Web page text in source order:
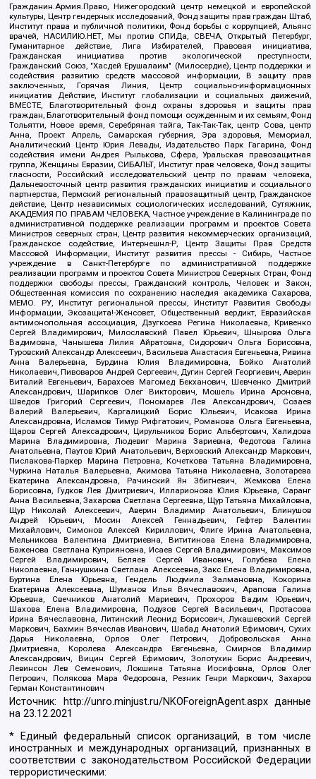
Гражданин.Армия.Право, Нижегородский центр немецкой и европейской
культуры, Центр гендерных исследований, Фонд защиты прав граждан Штаб,
Институт права и публичной политики, Фонд борьбы с коррупцией, Альянс
врачей, НАСИЛИЮ.НЕТ, Мы против СПИДа, СВЕЧА, Открытый Петербург,
Гуманитарное действие, Лига Избирателей, Правовая инициатива,
Гражданская инициатива против экологической преступности,
Гражданский Союз, "Хасдей Ерушалаим" (Милосердие), Центр поддержки и
содействия развитию средств массовой информации, В защиту прав
заключенных, Горячая Линия, Центр социально-информационных
инициатив Действие, Институт глобализации и социальных движений,
ВМЕСТЕ, Благотворительный фонд охраны здоровья и защиты прав
граждан, Благотворительный фонд помощи осужденным и их семьям, Фонд
Тольятти, Новое время, Серебряная тайга, Так-Так-Так, центр Сова, центр
Анна, Проект Апрель, Самарская губерния, Эра здоровья, Мемориал,
Аналитический Центр Юрия Левады, Издательство Парк Гагарина, Фонд
содействия имени Андрея Рылькова, Сфера, Уральская правозащитная
группа, Женщины Евразии, СИБАЛЬТ, Институт прав человека, Фонд защиты
гласности, Российский исследовательский центр по правам человека,
Дальневосточный центр развития гражданских инициатив и социального
партнерства, Пермский региональный правозащитный центр, Гражданское
действие, Центр независимых социологических исследований, Сутяжник,
АКАДЕМИЯ ПО ПРАВАМ ЧЕЛОВЕКА, Частное учреждение в Калининграде по
административной поддержке реализации программ и проектов Совета
Министров северных стран, Центр развития некоммерческих организаций,
Гражданское содействие, Интернешнл-Р, Центр Защиты Прав Средств
Массовой Информации, Институт развития прессы - Сибирь, Частное
учреждение в Санкт-Петербурге по административной поддержке
реализации программ и проектов Совета Министров Северных Стран, Фонд
поддержки свободы прессы, Гражданский контроль, Человек и Закон,
Общественная комиссия по сохранению наследия академика Сахарова,
МЕМО. РУ, Институт региональной прессы, Институт Развития Свободы
Информации, Экозащита!-Женсовет, Общественный вердикт, Евразийская
антимонопольная ассоциация, Дзугкоева Регина Николаевна, Кривенко
Сергей Владимирович, Милославский Павел Юрьевич, Шнырова Ольга
Вадимовна, Чанышева Лилия Айратовна, Сидорович Ольга Борисовна,
Туровский Александр Алексеевич, Васильева Анастасия Евгеньевна, Ривина
Анна Валерьевна, Бурдина Юлия Владимировна, Бойко Анатолий
Николаевич, Пивоваров Андрей Сергеевич, Дугин Сергей Георгиевич, Аверин
Виталий Евгеньевич, Барахоев Магомед Бекханович, Шевченко Дмитрий
Александрович, Шарипков Олег Викторович, Мошель Ирина Ароновна,
Шведов Григорий Сергеевич, Пономарев Лев Александрович, Созаев
Валерий Валерьевич, Каргалицкий Борис Юльевич, Исакова Ирина
Александровна, Исламов Тимур Рифгатович, Романова Ольга Евгеньевна,
Щаров Сергей Алексадрович, Цирульников Борис Альбертович, Халидова
Марина Владимировна, Людевиг Марина Зариевна, Федотова Галина
Анатольевна, Паутов Юрий Анатольевич, Верховский Александр Маркович,
Пислакова-Паркер Марина Петровна, Кочеткова Татьяна Владимировна,
Чуркина Наталья Валерьевна, Акимова Татьяна Николаевна, Золотарева
Екатерина Александровна, Рачинский Ян Збигневич, Жемкова Елена
Борисовна, Гудков Лев Дмитриевич, Илларионова Юлия Юрьевна, Саранг
Анна Васильевна, Захарова Светлана Сергеевна, Щур Татьяна Михайловна,
Щур Николай Алексеевич, Аверин Владимир Анатольевич, Блинушов
Андрей Юрьевич, Мосин Алексей Геннадьевич, Гефтер Валентин
Михайлович, Симонов Алексей Кириллович, Флиге Ирина Анатольевна,
Мельникова Валентина Дмитриевна, Вититинова Елена Владимировна,
Баженова Светлана Куприяновна, Исаев Сергей Владимирович, Максимов
Сергей Владимирович, Беляев Сергей Иванович, Голубева Елена
Николаевна, Ганнушкина Светлана Алексеевна, Закс Елена Владимировна,
Буртина Елена Юрьевна, Гендель Людмила Залмановна, Кокорина
Екатерина Алексеевна, Шуманов Илья Вячеславович, Арапова Галина
Юрьевна, Свечников Анатолий Мариевич, Прохоров Вадим Юрьевич,
Шахова Елена Владимировна, Подузов Сергей Васильевич, Протасова
Ирина Вячеславовна, Литинский Леонид Борисович, Лукашевский Сергей
Маркович, Бахмин Вячеслав Иванович, Шабад Анатолий Ефимович, Сухих
Дарья Николаевна, Орлов Олег Петрович, Добровольская Анна
Дмитриевна, Королева Александра Евгеньевна, Смирнов Владимир
Александрович, Вицин Сергей Ефимович, Золотухин Борис Андреевич,
Левинсон Лев Семенович, Локшина Татьяна Иосифовна, Орлов Олег
Петрович, Полякова Мара Федоровна, Резник Генри Маркович, Захаров
Герман Константинович
Источник: http://unro.minjust.ru/NKOForeignAgent.aspxданные
на23.12.2021
* Единый федеральный список организаций, в том числе
иностранных и международных организаций, признанных в
соответствии с законодательством Российской Федерации
террористическими: